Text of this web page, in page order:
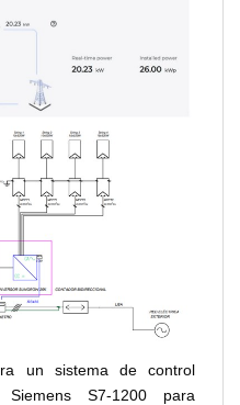
un sistema de control
S7-1200 para